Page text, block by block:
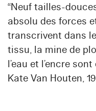
“Neuf tailles-
absolu des forces
transcrivent dans
tissu, la mine de
l’eau et l’encre
Kate Van Houten,